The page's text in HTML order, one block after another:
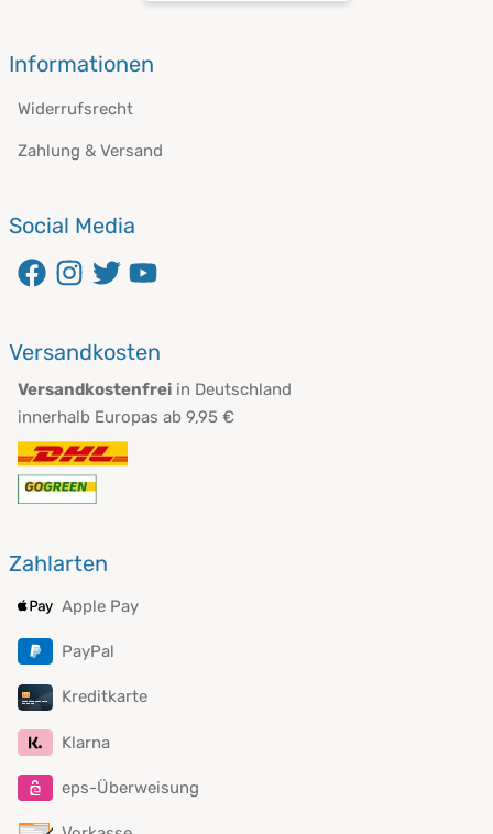
Informationen
Widerrufsrecht
Zahlung & Versand
Social Media
Versandkosten
Versandkostenfrei in Deutschland
innerhalb Europas ab 9,95 €
Zahlarten
Apple Pay
PayPal
Kreditkarte
Klarna
eps-Überweisung